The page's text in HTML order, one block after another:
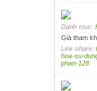
Danh mục:
Giá tham
Link share:
hoa-su-
phan-128